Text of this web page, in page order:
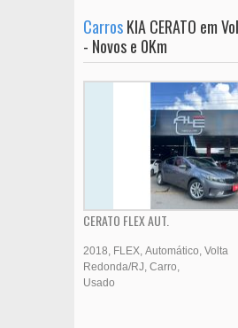
CarrosKIA CERATO em
- Novos e 0Km
CERATO FLEX AUT.
2018 FLEX Automático Volta
Redonda/RJ Carro
Usado